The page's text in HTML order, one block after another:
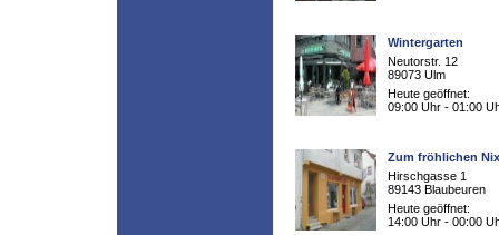
Wintergarten
Neutorstr. 12
89073 Ulm
Heute geöffnet:
09:00 Uhr - 01:00
Zum fröhlichen Nix
Hirschgasse 1
89143 Blaubeuren
Heute geöffnet:
14:00 Uhr - 00:00